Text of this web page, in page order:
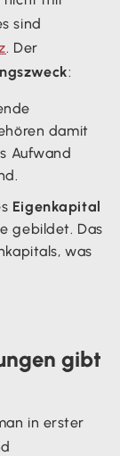
sind
. Der
:
damit
Aufwand
Eigenkapital
gebildet. Das
was
gibt
in erster